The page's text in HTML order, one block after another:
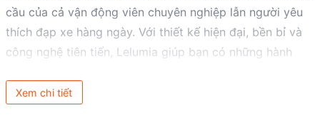
cầu của cả vận động viên chuyên nghiệp lẫn người yêu
thích đạp xe hàng ngày. Với thiết kế hiện đại, bền bỉ và
công nghệ tiên tiến, Lelumia giúp bạn có những hành
Xem chi tiết